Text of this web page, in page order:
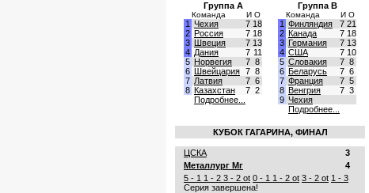
Группа A
Команда И О
1 Чехия 7 18
2 Россия 7 18
3 Швеция 7 13
4 Дания 7 11
5 Норвегия 7 8
6 Швейцария 7 8
7 Латвия 7 6
8 Казахстан 7 2
Подробнее...
Группа B
Команда И О
1 Финляндия 7 21
2 Канада 7 18
3 Германия 7 13
4 США 7 10
5 Словакия 7 8
6 Беларусь 7 6
7 Франция 7 5
8 Венгрия 7 3
9 Чехия
Подробнее...
КУБОК ГАГАРИНА, ФИНАЛ
ЦСКА
3
Металлург Мг
4
5 - 1 1 - 2 3 - 2 ot 0 - 1 1 - 2 ot 3 - 2 ot 1 - 3
Серия завершена!